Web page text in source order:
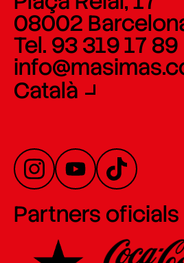
08002
Tel. 93 319 17 89
Català
Partners oficials